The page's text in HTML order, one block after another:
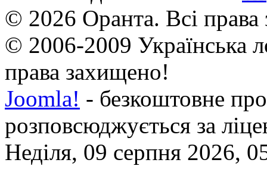
© 2026 Оранта. Всі
© 2006-2009 Українська
права захищено!
Joomla! - безкоштовне
розповсюджується за
Неділя, 09 серпня 2026,